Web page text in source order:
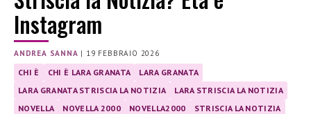
Instagram
ANDREA SANNA | 19 FEBBRAIO 2026
CHI È CHI È LARA GRANATA
LARA GRANATA
LARA GRANATA STRISCIA LA NOTIZIA
LARA STRISCIA LA NOTIZIA
NOVELLA
NOVELLA 2000 NOVELLA2000 STRISCIA LA NOTIZIA